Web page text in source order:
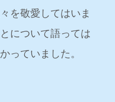
を敬愛してはいま
について語っては
っていました。